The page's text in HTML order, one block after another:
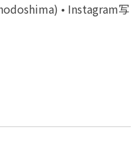
• Instagram写